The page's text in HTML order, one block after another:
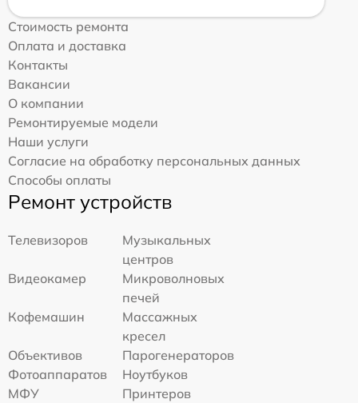
Стоимость ремонта
Оплата и доставка
Контакты
Вакансии
О компании
Ремонтируемые модели
Наши услуги
Согласие на обработку персональных данных
Способы оплаты
Ремонт устройств
Телевизоров
Музыкальных
центров
Видеокамер
Микроволновых
печей
Кофемашин
Массажных
кресел
Объективов
Парогенераторов
Фотоаппаратов
Ноутбуков
МФУ
Принтеров